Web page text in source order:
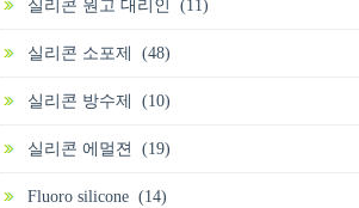
실리콘 원고 대리인 (11)
실리콘 소포제 (48)
실리콘 방수제 (10)
실리콘 에멀젼 (19)
Fluoro silicone (14)